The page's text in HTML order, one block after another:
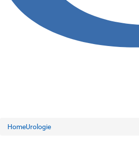
HomeUrologie